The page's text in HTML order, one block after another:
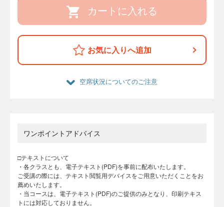
カートに入れる
お気に入りへ追加
空席状況についてのご注意
ワンポイントアドバイス
□テキストについて
・各クラスとも、電子テキスト(PDF)を事前に配布いたします。
ご受講の際には、テキスト閲覧用デバイスをご用意いただくことをお
薦めいたします。
・当コースは、電子テキスト(PDF)のご提供のみとなり、印刷テキス
トには対応しておりません。